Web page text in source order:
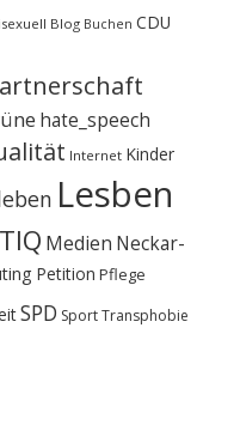
Blog Buchen CDU
hate_speech
Internet Kinder
Lesben
Medien Neckar-
Petition Pflege
SPD SportTransphobie